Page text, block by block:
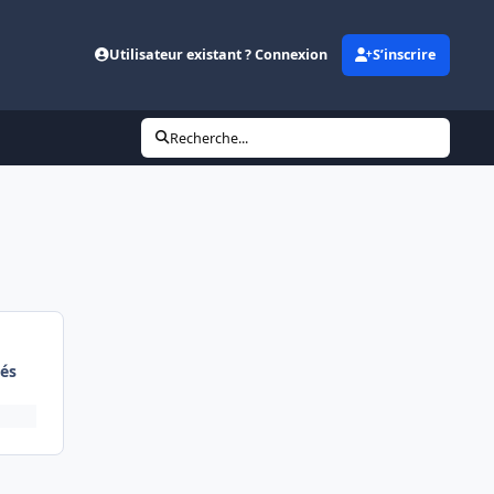
Utilisateur existant ? Connexion S’inscrire
Recherche...